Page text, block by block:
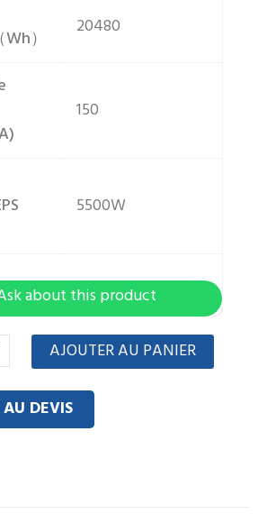
）
20480
150
5500W
about this product
AJOUTER AU PANIER
DEVIS